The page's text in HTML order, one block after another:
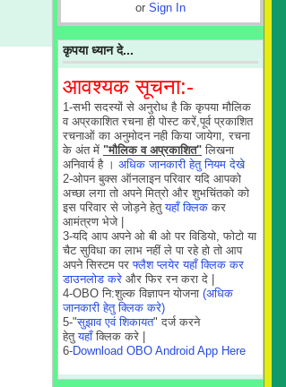
or Sign In
कृपया ध्यान दे...
आवश्यक सूचना:-
1-सभी सदस्यों से अनुरोध है कि कृपया मौलिक
व अप्रकाशित रचना ही पोस्ट करें,पूर्व प्रकाशित
रचनाओं का अनुमोदन नही किया जायेगा, रचना
के अंत में "मौलिक व अप्रकाशित" लिखना
अनिवार्य है । अधिक जानकारी हेतु नियम देखे
2-ओपन बुक्स ऑनलाइन परिवार यदि आपको
अच्छा लगा तो अपने मित्रो और शुभचिंतको को
इस परिवार से जोड़ने हेतुयहाँ क्लिक कर
आमंत्रण भेजे |
3-यदि आप अपने ओ बी ओ पर विडियो, फोटो या
चैट सुविधा का लाभ नहीं ले पा रहे हो तो आप
अपने सिस्टम परफ्लैश प्लयेर यहाँ क्लिक कर
डाउनलोड करे और फिर रन करा दे |
4-OBO नि:शुल्क विज्ञापन योजना (अधिक
जानकारी हेतु क्लिक करे)
5-"सुझाव एवं शिकायत" दर्ज करने
हेतुयहाँक्लिक करे |
6-Download OBO Android App Here